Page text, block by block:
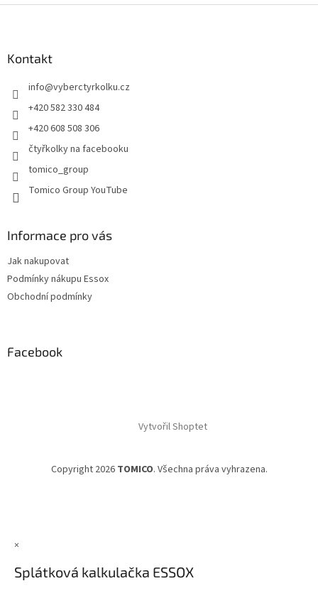
l
Kontakt
info@vyberctyrkolku.cz
+420 582 330 484
+420 608 508 306
čtyřkolky na facebooku
tomico_group
Tomico Group YouTube
Informace pro vás
Jak nakupovat
Podmínky nákupu Essox
Obchodní podmínky
Facebook
Vytvořil Shoptet
Copyright 2026 TOMICO. Všechna práva vyhrazena.
×
Splátková kalkulačka ESSOX